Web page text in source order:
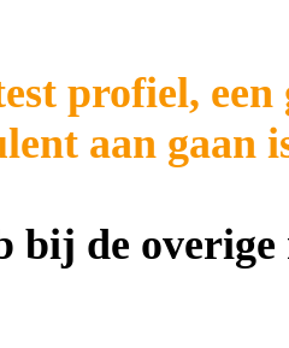
profiel,
aan gaan
bij de overige